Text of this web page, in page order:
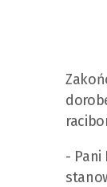
- Pani